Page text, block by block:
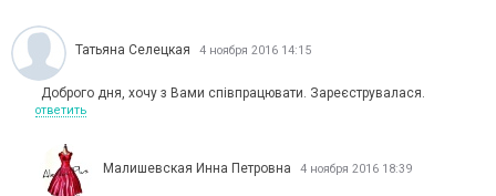
Татьяна Селецкая 4 ноября 2016 14:15
Доброго дня, хочу з Вами співпрацювати. Зареєструвалася.
ответить
Малишевская Инна Петровна 4 ноября 2016 18:39